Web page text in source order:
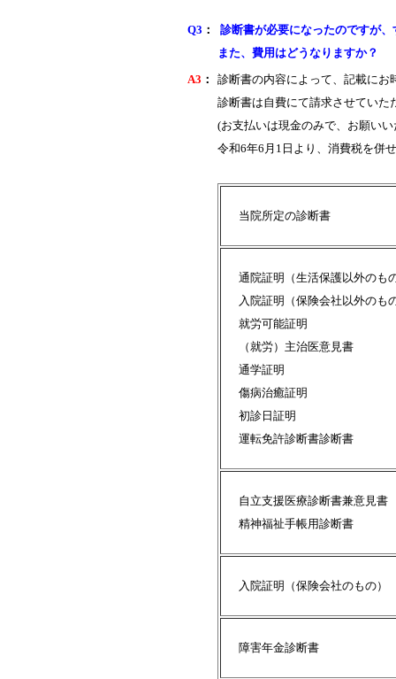
Q3 ：
診断書が必要になったのですが
また、費用はどうなりますか？
A3 ：
診断書の内容によって、記載に
診断書は自費にて請求させていた
(お支払いは現金のみで、お願い
令和6年6月1日より、消費税を併
当院所定の診断書
通院証明（生活保護以外のも
入院証明（保険会社以外のも
就労可能証明
（就労）主治医意見書
通学証明
傷病治癒証明
初診日証明
運転免許診断書診断書
自立支援医療診断書兼意見書
精神福祉手帳用診断書
入院証明（保険会社のもの
障害年金診断書